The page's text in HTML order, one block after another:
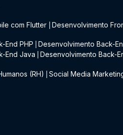
com Flutter Desenvolvimento
End PHP Desenvolvimento Back-
End Java Desenvolvimento Back-
(RH) Social Media